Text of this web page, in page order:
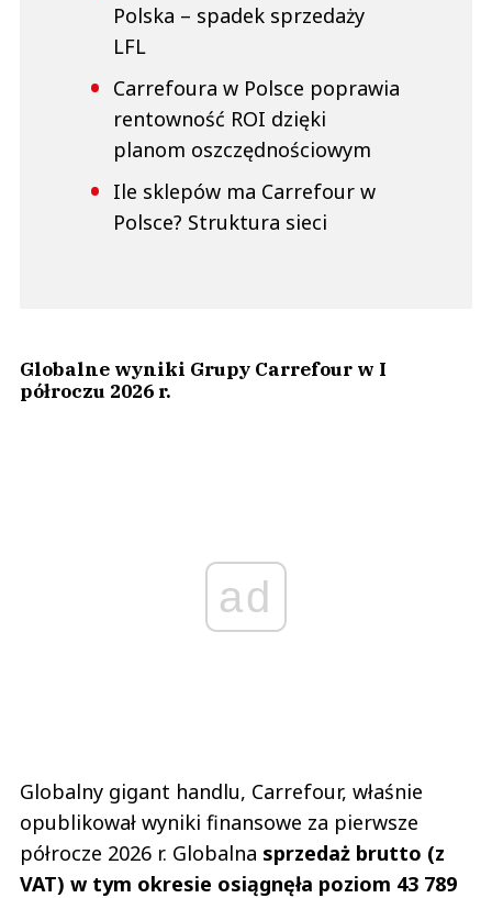
Polska – spadek sprzedaży
LFL
Carrefoura w Polsce poprawia
rentowność ROI dzięki
planom oszczędnościowym
Ile sklepów ma Carrefour w
Polsce? Struktura sieci
Globalne wyniki Grupy Carrefour w I
półroczu 2026 r.
ad
Globalny gigant handlu, Carrefour, właśnie
opublikował wyniki finansowe za pierwsze
półrocze 2026 r. Globalna sprzedaż brutto (z
VAT) w tym okresie osiągnęła poziom 43 789